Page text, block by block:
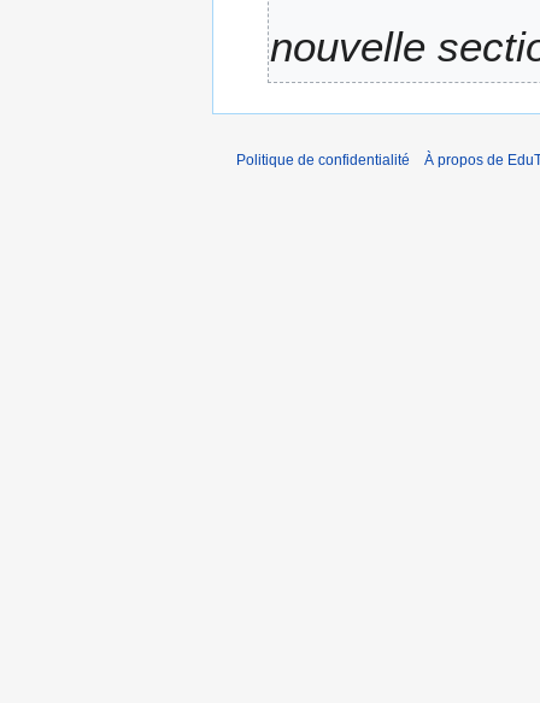
nouvelle
Politique de confidentialité À propos de